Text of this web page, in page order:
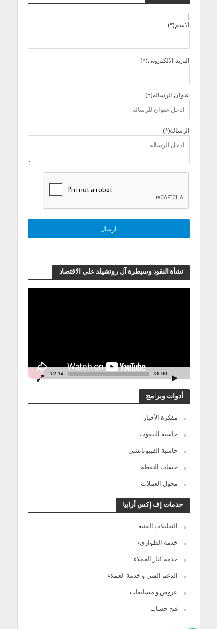
الاسم(*)
البريد الالكترونى(*)
عنوان الرسالة(*)
الرسالة(*)
نشأة النقود وسيطرة آل روتشيلد علي الاقتصاد
00:00
12:14
أدوات وبرامج
مفكرة الأخبار
حاسبة البيفوت
حاسبة الفيبوناتشي
حساب النقطة
محول العملات
خدمات إف إكس أرابيا
التحليلات الفنية
خدمة الطوارىء
خدمة كبار العملاء
الدعم الفنى و خدمة العملاء
عروض و مسابقات
فتح حساب